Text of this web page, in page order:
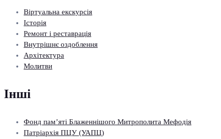
Віртуальна екскурсія
Історія
Ремонт і реставрація
Внутрішнє оздоблення
Архітектура
Молитви
Інші
Фонд пам’яті Блаженнішого Митрополита Мефодія
Патріархія ПЦУ (УАПЦ)